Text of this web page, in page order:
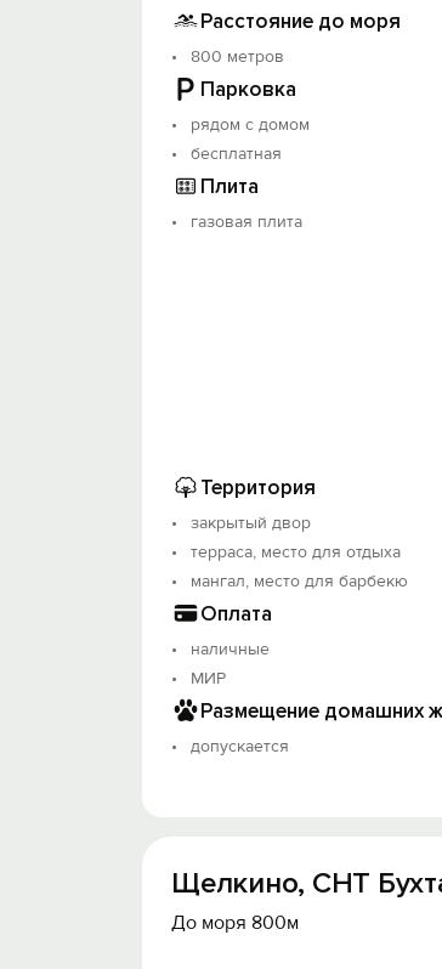
Расстояние до моря
800 метров
Парковка
рядом с домом
бесплатная
Плита
газовая плита
Территория
закрытый двор
терраса, место для отдыха
мангал, место для барбекю
Оплата
наличные
МИР
Размещение домашних
допускается
Щелкино, СНТ
До моря 800м